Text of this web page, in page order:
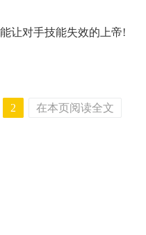
让对手技能失效的上帝!
2 在本页阅读全文